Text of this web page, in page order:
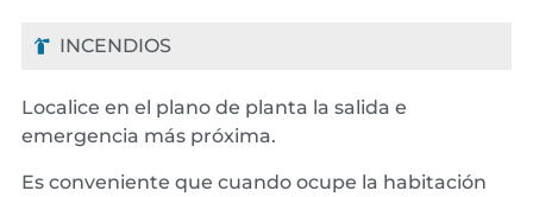
INCENDIOS
Localice en el plano de planta la salida e
emergencia más próxima.
Es conveniente que cuando ocupe la habitación